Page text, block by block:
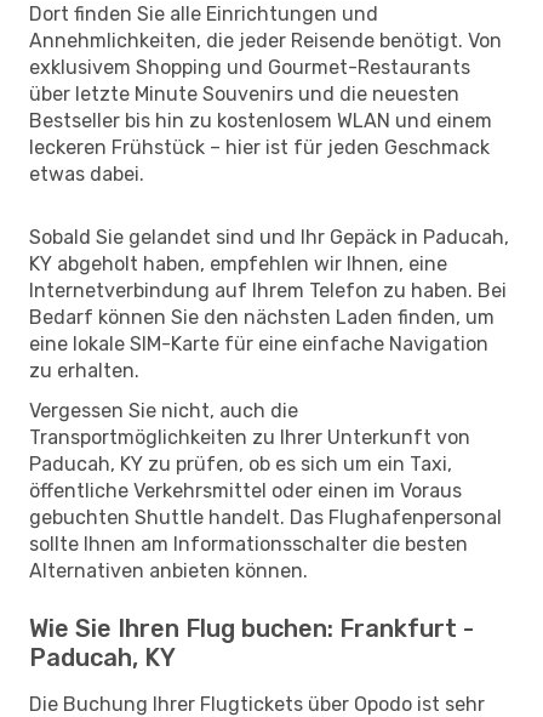
Dort finden Sie alle Einrichtungen und
Annehmlichkeiten, die jeder Reisende benötigt. Von
exklusivem Shopping und Gourmet-Restaurants
über letzte Minute Souvenirs und die neuesten
Bestseller bis hin zu kostenlosem WLAN und einem
leckeren Frühstück – hier ist für jeden Geschmack
etwas dabei.
Sobald Sie gelandet sind und Ihr Gepäck in Paducah,
KY abgeholt haben, empfehlen wir Ihnen, eine
Internetverbindung auf Ihrem Telefon zu haben. Bei
Bedarf können Sie den nächsten Laden finden, um
eine lokale SIM-Karte für eine einfache Navigation
zu erhalten.
Vergessen Sie nicht, auch die
Transportmöglichkeiten zu Ihrer Unterkunft von
Paducah, KY zu prüfen, ob es sich um ein Taxi,
öffentliche Verkehrsmittel oder einen im Voraus
gebuchten Shuttle handelt. Das Flughafenpersonal
sollte Ihnen am Informationsschalter die besten
Alternativen anbieten können.
Wie Sie Ihren Flug buchen: Frankfurt -
Paducah, KY
Die Buchung Ihrer Flugtickets über Opodo ist sehr